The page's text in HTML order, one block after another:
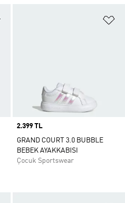
Price
2.399 TL
GRAND COURT 3.0 BUBBLE
BEBEK AYAKKABISI
Çocuk Sportswear